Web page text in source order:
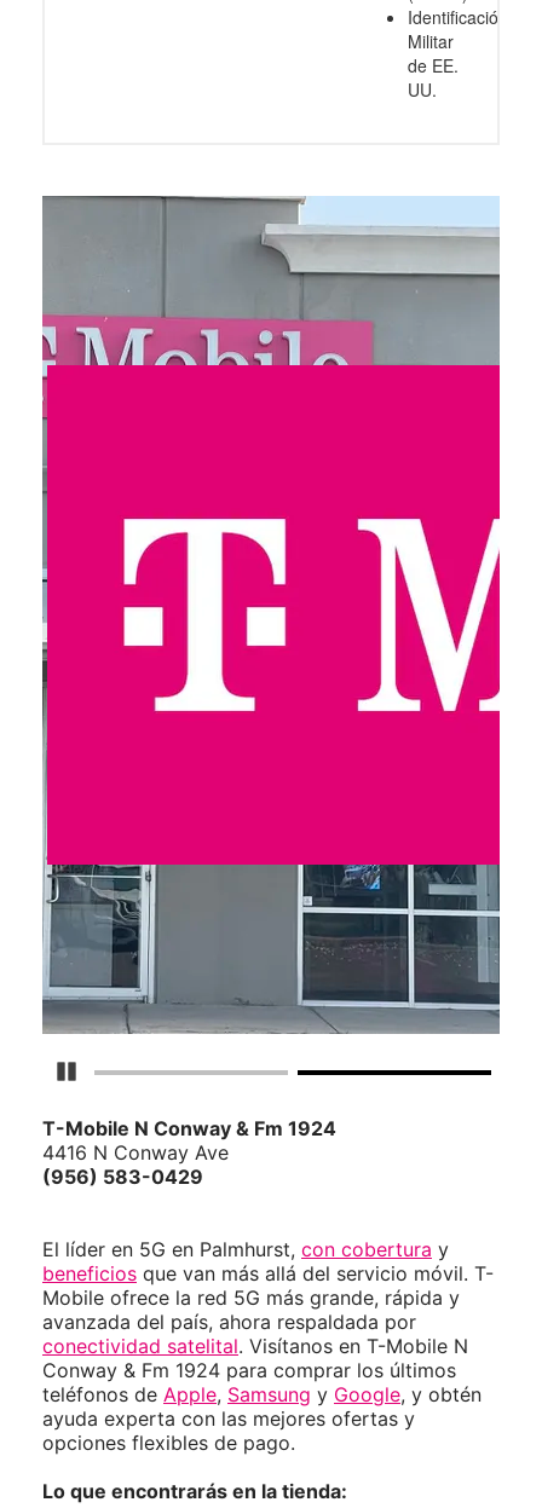
Identificación
Militar
de EE.
UU.
Detener carrusel
T-Mobile N Conway & Fm 1924
4416 N Conway Ave
(956) 583-0429
El líder en 5G en Palmhurst, con cobertura y
beneficios que van más allá del servicio móvil. T-
Mobile ofrece la red 5G más grande, rápida y
avanzada del país, ahora respaldada por
conectividad satelital. Visítanos en T-Mobile N
Conway & Fm 1924 para comprar los últimos
teléfonos de Apple, Samsung y Google, y obtén
ayuda experta con las mejores ofertas y
opciones flexibles de pago.
Lo que encontrarás en la tienda: